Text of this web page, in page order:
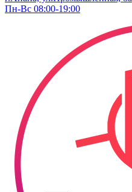
Пн-Вс 08:00-19:00